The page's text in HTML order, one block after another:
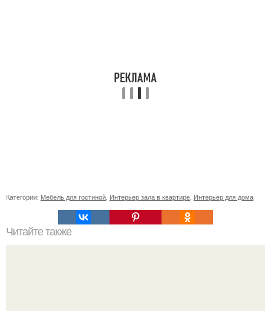
Категории: Мебель для гостиной Интерьер зала в квартире Интерьер для дома
Читайте также